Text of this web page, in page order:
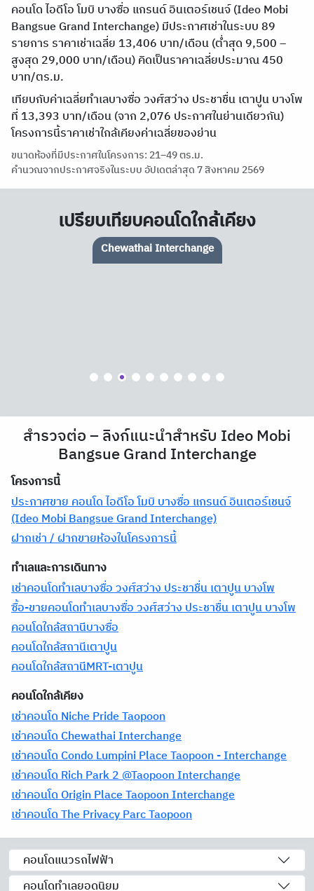
คอนโด ไอดีโอ โมบิ บางซื่อ แกรนด์ อินเตอร์เชนจ์ (Ideo Mobi
Bangsue Grand Interchange) มีประกาศเช่าในระบบ 89
รายการ ราคาเช่าเฉลี่ย 13,406 บาท/เดือน (ต่ำสุด 9,500 –
สูงสุด 29,000 บาท/เดือน) คิดเป็นราคาเฉลี่ยประมาณ 450
บาท/ตร.ม.
เทียบกับค่าเฉลี่ยทำเลบางซื่อ วงศ์สว่าง ประชาชื่น เตาปูน บางโพ
ที่ 13,393 บาท/เดือน (จาก 2,076 ประกาศในย่านเดียวกัน)
โครงการนี้ราคาเช่าใกล้เคียงค่าเฉลี่ยของย่าน
ขนาดห้องที่มีประกาศในโครงการ: 21–49 ตร.ม.
คำนวณจากประกาศจริงในระบบ อัปเดตล่าสุด 7 สิงหาคม 2569
เปรียบเทียบคอนโดใกล้เคียง
Chewathai Interchange
สำรวจต่อ – ลิงก์แนะนำสำหรับ Ideo Mobi
Bangsue Grand Interchange
โครงการนี้
ประกาศขาย คอนโด ไอดีโอ โมบิ บางซื่อ แกรนด์ อินเตอร์เชนจ์
(Ideo Mobi Bangsue Grand Interchange)
ฝากเช่า / ฝากขายห้องในโครงการนี้
ทำเลและการเดินทาง
เช่าคอนโดทำเลบางซื่อ วงศ์สว่าง ประชาชื่น เตาปูน บางโพ
ซื้อ-ขายคอนโดทำเลบางซื่อ วงศ์สว่าง ประชาชื่น เตาปูน บางโพ
คอนโดใกล้สถานีบางซื่อ
คอนโดใกล้สถานีเตาปูน
คอนโดใกล้สถานีMRT-เตาปูน
คอนโดใกล้เคียง
เช่าคอนโด Niche Pride Taopoon
เช่าคอนโด Chewathai Interchange
เช่าคอนโด Condo Lumpini Place Taopoon - Interchange
เช่าคอนโด Rich Park 2 @Taopoon Interchange
เช่าคอนโด Origin Place Taopoon Interchange
เช่าคอนโด The Privacy Parc Taopoon
คอนโดแนวรถไฟฟ้า
คอนโดทำเลยอดนิยม